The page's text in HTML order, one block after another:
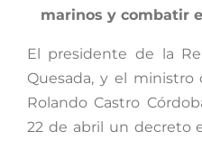
marinos y combatir
El presidente de la
Quesada, y el
Rolando Castro
22 de abril un decreto